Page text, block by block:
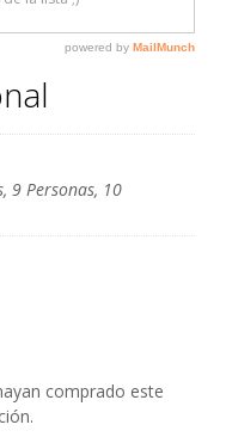
9 Personas, 10
comprado este